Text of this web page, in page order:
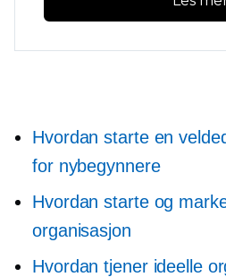
Hvordan starte en
for nybegynnere
Hvordan starte og
organisasjon
Hvordan tjener ideelle